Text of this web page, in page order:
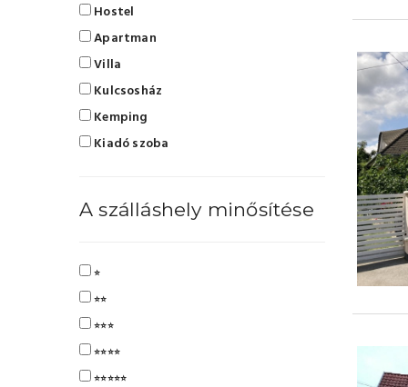
Hostel
Apartman
Villa
Kulcsosház
Kemping
Kiadó szoba
A szálláshely minősítése
⭐
⭐⭐
⭐⭐⭐
⭐⭐⭐⭐
⭐⭐⭐⭐⭐